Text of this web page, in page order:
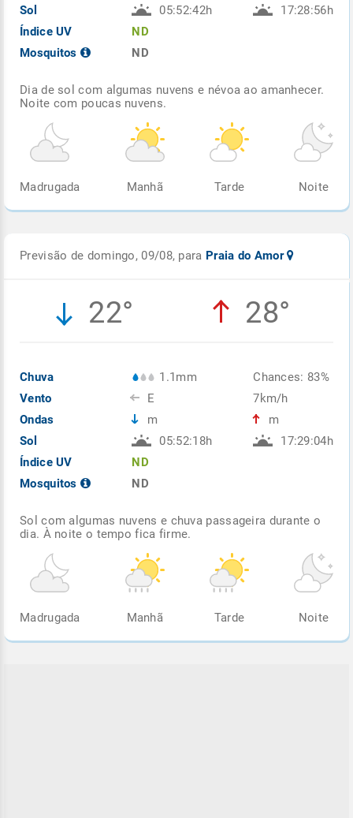
Sol
Índice UV
Mosquitos
05:52:42h
ND
ND
17:28:56h
Dia de sol com algumas nuvens e névoa ao amanhecer.
Noite com poucas nuvens.
Madrugada Manhã Tarde Noite
Previsão de domingo, 09/08, para Praia do Amor
22° 28°
Chuva
Vento
Ondas
Sol
Índice UV
Mosquitos
1.1mm
E
m
05:52:18h
ND
ND
Chances: 83%
7km/h
m
17:29:04h
Sol com algumas nuvens e chuva passageira durante o
dia. À noite o tempo fica firme.
Madrugada Manhã Tarde Noite